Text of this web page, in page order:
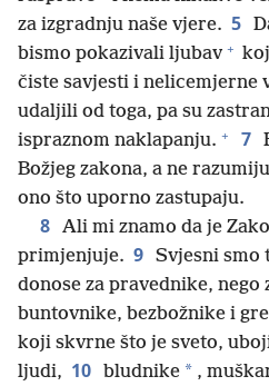
za izgradnju naše vjere. 5
bismo pokazivali ljubav +
čiste savjesti i nelicemjerne
udaljili od toga, pa su
ispraznom naklapanju. + 7
Božjeg zakona, a ne
ono što uporno zastupaju.
8 Ali mi znamo da je
primjenjuje. 9 Svjesni smo
donose za pravednike,
buntovnike, bezbožnike i
koji skvrne što je sveto,
ljudi, 10 bludnike * ,